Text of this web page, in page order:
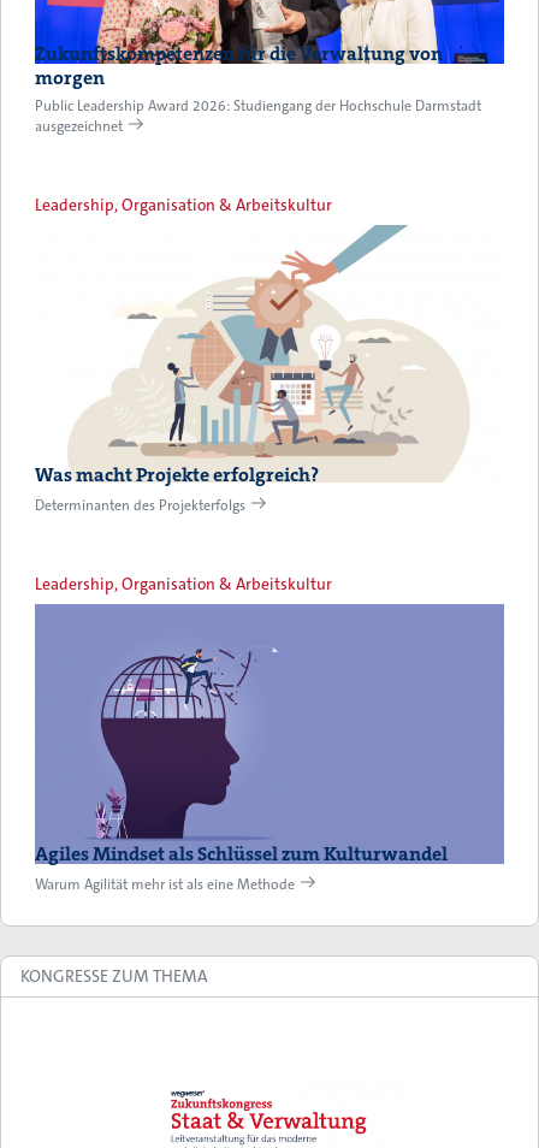
Zukunftskompetenzen für die Verwaltung von
morgen
Public Leadership Award 2026: Studiengang der Hochschule Darmstadt
ausgezeichnet
Leadership, Organisation & Arbeitskultur
Was macht Projekte erfolgreich?
Determinanten des Projekterfolgs
Leadership, Organisation & Arbeitskultur
Agiles Mindset als Schlüssel zum Kulturwandel
Warum Agilität mehr ist als eine Methode
KONGRESSE ZUM THEMA